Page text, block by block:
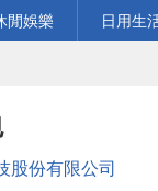
閒娛樂
日用生
股份有限公司